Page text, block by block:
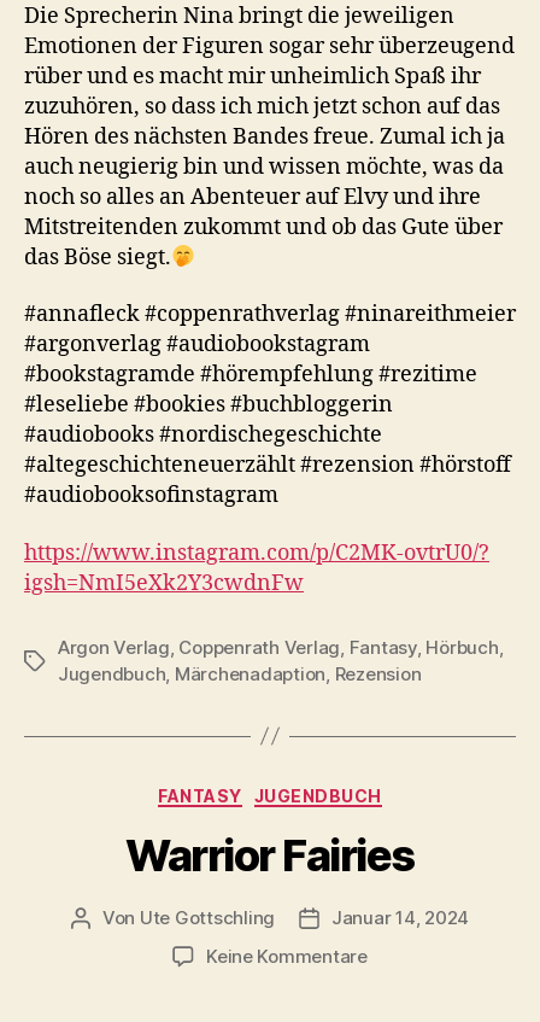
Die Sprecherin Nina bringt die jeweiligen
Emotionen der Figuren sogar sehr überzeugend
rüber und es macht mir unheimlich Spaß ihr
zuzuhören, so dass ich mich jetzt schon auf das
Hören des nächsten Bandes freue. Zumal ich ja
auch neugierig bin und wissen möchte, was da
noch so alles an Abenteuer auf Elvy und ihre
Mitstreitenden zukommt und ob das Gute über
das Böse siegt.
#annafleck #coppenrathverlag #ninareithmeier
#argonverlag #audiobookstagram
#bookstagramde #hörempfehlung #rezitime
#leseliebe #bookies #buchbloggerin
#audiobooks #nordischegeschichte
#altegeschichteneuerzählt #rezension #hörstoff
#audiobooksofinstagram
https://www.instagram.com/p/C2MK-ovtrU0/?
igsh=NmI5eXk2Y3cwdnFw
Schlagwörter
Argon Verlag Coppenrath Verlag Fantasy, Hörbuch
Jugendbuch Märchenadaption Rezension
Kategorien
FANTASY JUGENDBUCH
Warrior Fairies
Beitragsautor
Von Ute Gottschling Veröffentlichungsdatum
Januar 14, 2024
Keine Kommentarezu